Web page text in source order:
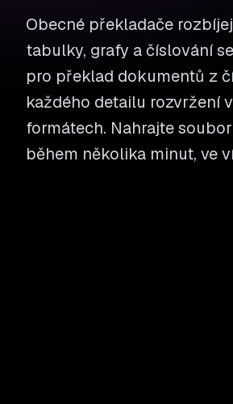
Obecné překladače
tabulky, grafy a číslování
pro překlad dokumentů z
každého detailu rozvržení
formátech. Nahrajte
během několika minut, ve